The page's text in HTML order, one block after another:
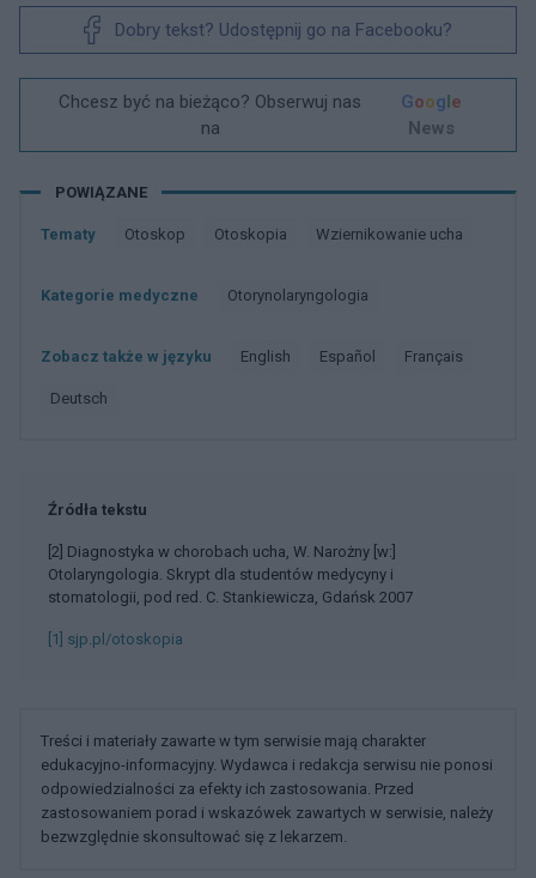
Dobry tekst? Udostępnij go na Facebooku?
Chcesz być na bieżąco? Obserwuj nas
na
Google
News
POWIĄZANE
Tematy Otoskop Otoskopia Wziernikowanie ucha
Kategorie medyczne Otorynolaryngologia
Zobacz także w języku english español français
deutsch
Źródła tekstu
[2] Diagnostyka w chorobach ucha, W. Narożny [w:]
Otolaryngologia. Skrypt dla studentów medycyny i
stomatologii, pod red. C. Stankiewicza, Gdańsk 2007
[1] sjp.pl/otoskopia
Treści i materiały zawarte w tym serwisie mają charakter
edukacyjno-informacyjny. Wydawca i redakcja serwisu nie ponosi
odpowiedzialności za efekty ich zastosowania. Przed
zastosowaniem porad i wskazówek zawartych w serwisie, należy
bezwzględnie skonsultować się z lekarzem.